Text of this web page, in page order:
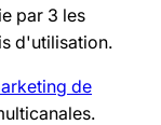
par 3 les
d'utilisation.
de